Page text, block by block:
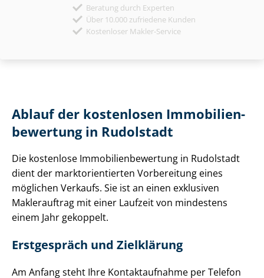
Beratung durch Experten
Über 10.000 zufriedene Kunden
Kostenloser Makler-Service
Ablauf der kostenlosen Im­mo­bi­li­en­
be­wer­tung in Rudolstadt
Die kostenlose Im­mo­bi­li­en­be­wer­tung in Rudolstadt
dient der markt­ori­en­tier­ten Vorbereitung eines
möglichen Verkaufs. Sie ist an einen exklusiven
Maklerauftrag mit einer Laufzeit von mindestens
einem Jahr gekoppelt.
Erstgespräch und Zielklärung
Am Anfang steht Ihre Kontaktaufnahme per Telefon